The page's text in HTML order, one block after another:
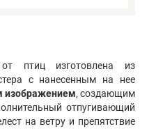
птиц изготовлена из
с нанесенным на нее
изображением, создающим
отпугивающий
на ветру и препятствие